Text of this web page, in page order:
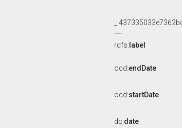
rdfs: label
ocd:endDate
ocd:startDate
dc:date